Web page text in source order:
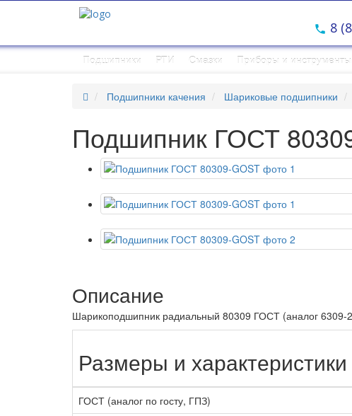
8
Подшипники РТИ Смазки Приборы и инструменты
Подшипники качения Шариковые подшипники
Подшипник ГОСТ
Описание
Шарикоподшипник радиальный 80309 ГОСТ (аналог 6309-
Размеры и характеристики
ГОСТ (аналог по госту, ГПЗ)